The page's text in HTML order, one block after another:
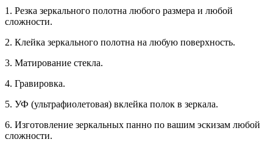
1. Резка зеркального полотна любого размера и любой
сложности.
2. Клейка зеркального полотна на любую поверхность.
3. Матирование стекла.
4. Гравировка.
5. УФ (ультрафиолетовая) вклейка полок в зеркала.
6. Изготовление зеркальных панно по вашим эскизам любой
сложности.